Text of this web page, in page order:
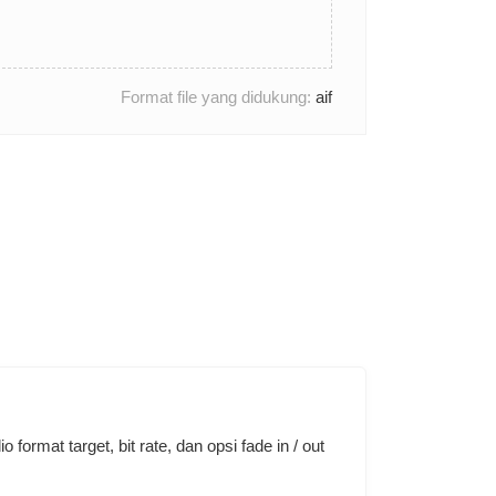
Format file yang didukung: aif
format target, bit rate, dan opsi fade in / out